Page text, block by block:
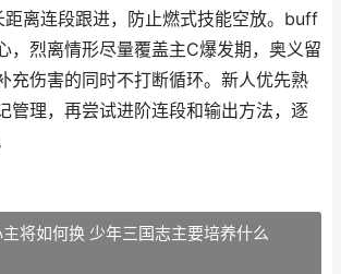
距离连段跟进，防止燃式技能空放。buff
，烈离情形尽量覆盖主C爆发期，奥义留
充伤害的同时不打断循环。新人优先熟
管理，再尝试进阶连段和输出方法，逐
将如何换 少年三国志主要培养什么